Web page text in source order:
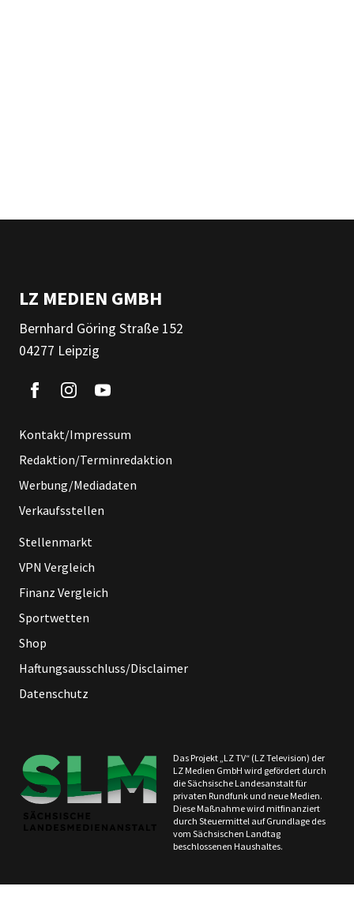
LZ MEDIEN GMBH
Bernhard Göring Straße 152
04277 Leipzig
Kontakt/Impressum
Redaktion/Terminredaktion
Werbung/Mediadaten
Verkaufsstellen
Stellenmarkt
VPN Vergleich
Finanz Vergleich
Sportwetten
Shop
Haftungsausschluss/Disclaimer
Datenschutz
Das Projekt „LZ TV“ (LZ Television) der
LZ Medien GmbH wird gefördert durch
die Sächsische Landesanstalt für
privaten Rundfunk und neue Medien.
Diese Maßnahme wird mitfinanziert
durch Steuermittel auf Grundlage des
vom Sächsischen Landtag
beschlossenen Haushaltes.